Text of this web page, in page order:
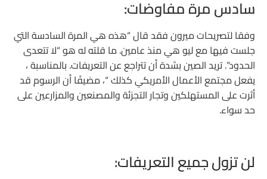
سادس مرة مفاوضات:
وفقا لتصريحات ميرون فقد قال “هذه هي المرة السادسة التي
جلست فيها مع ليو هي منذ عامين. ما قلته له هو “لا تتعدى
الحدود”. تريد الصين بشدة أن تتراجع عن التعريفات. بالمناسبة ،
يفعل مجتمع الأعمال الأمريكي كذلك “، مضيفًا أن الرسوم قد
أثرت على المستهلكين وتجار التجزئة والمصنعين والمزارعين على
حد سواء.
لن تزول جميع التعريفات: